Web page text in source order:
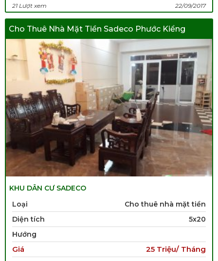
21 Lượt xem 22/09/2017
Cho Thuê Nhà Mặt Tiền Sadeco Phước Kiểng
KHU DÂN CƯ SADECO
Loại
Cho thuê nhà mặt tiền
Diện tích
5x20
Hướng
Giá 25 Triệu/ Tháng